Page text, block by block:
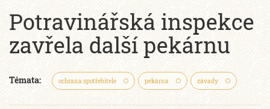
Potravinářská inspekce
zavřela další pekárnu
Témata: ochrana spotřebitele pekárna závady